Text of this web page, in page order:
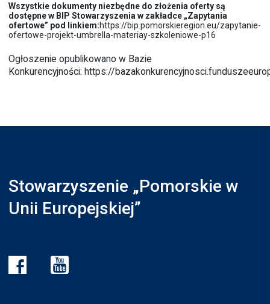
Wszystkie dokumenty niezbędne do złożenia oferty są
dostępne w BIP Stowarzyszenia w zakładce „Zapytania
ofertowe” pod linkiem:https://bip.pomorskieregion.eu/zapytanie-
ofertowe-projekt-umbrella-materiay-szkoleniowe-p16
Ogłoszenie opublikowano w Bazie
Konkurencyjności: https://
Stowarzyszenie „Pomorskie w
Unii Europejskiej”